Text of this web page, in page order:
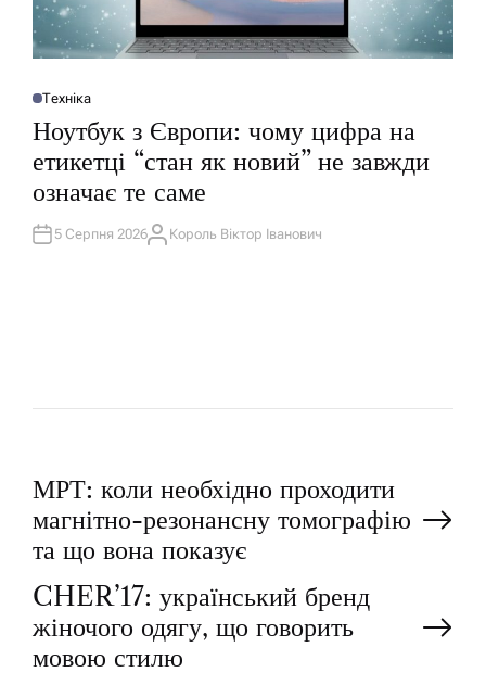
О
Л
К
У
А
Т
Техніка
Ноутбук з Європи: чому цифра на
етикетці “стан як новий” не завжди
означає те саме
5 Серпня 2026А
Король Віктор Іванович
Н
а
в
і
МРТ: коли необхідно проходити
магнітно-резонансну томографію
та що вона показує
CHER’17: український бренд
жіночого одягу, що говорить
мовою стилю